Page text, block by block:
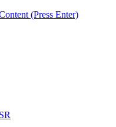
(Press Enter)